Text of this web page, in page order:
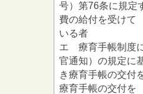
号）第76条に規定
費の給付を受けて
いる者
エ 療育手帳制度
官通知）の規定に
き療育手帳の交付
療育手帳の交付を